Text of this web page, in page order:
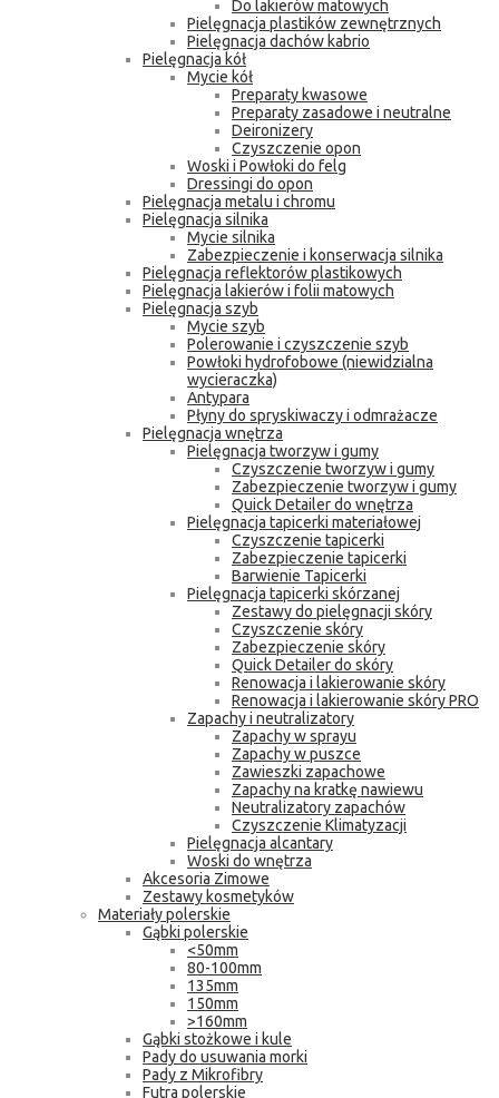
Do lakierów matowych
Pielęgnacja plastików zewnętrznych
Pielęgnacja dachów kabrio
Pielęgnacja kół
Mycie kół
Preparaty kwasowe
Preparaty zasadowe i neutralne
Deironizery
Czyszczenie opon
Woski i Powłoki do felg
Dressingi do opon
Pielęgnacja metalu i chromu
Pielęgnacja silnika
Mycie silnika
Zabezpieczenie i konserwacja silnika
Pielęgnacja reflektorów plastikowych
Pielęgnacja lakierów i folii matowych
Pielęgnacja szyb
Mycie szyb
Polerowanie i czyszczenie szyb
Powłoki hydrofobowe (niewidzialna
wycieraczka)
Antypara
Płyny do spryskiwaczy i odmrażacze
Pielęgnacja wnętrza
Pielęgnacja tworzyw i gumy
Czyszczenie tworzyw i gumy
Zabezpieczenie tworzyw i gumy
Quick Detailer do wnętrza
Pielęgnacja tapicerki materiałowej
Czyszczenie tapicerki
Zabezpieczenie tapicerki
Barwienie Tapicerki
Pielęgnacja tapicerki skórzanej
Zestawy do pielęgnacji skóry
Czyszczenie skóry
Zabezpieczenie skóry
Quick Detailer do skóry
Renowacja i lakierowanie skóry
Renowacja i lakierowanie skóry PRO
Zapachy i neutralizatory
Zapachy w sprayu
Zapachy w puszce
Zawieszki zapachowe
Zapachy na kratkę nawiewu
Neutralizatory zapachów
Czyszczenie Klimatyzacji
Pielęgnacja alcantary
Woski do wnętrza
Akcesoria Zimowe
Zestawy kosmetyków
Materiały polerskie
Gąbki polerskie
<50mm
80-100mm
135mm
150mm
>160mm
Gąbki stożkowe i kule
Pady do usuwania morki
Pady z Mikrofibry
Futra polerskie